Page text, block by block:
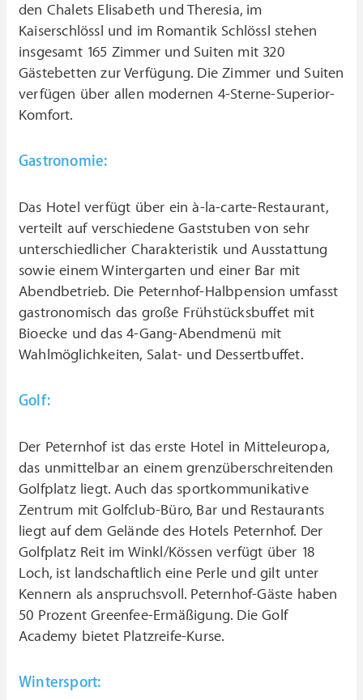
den Chalets Elisabeth und Theresia, im
Kaiserschlössl und im Romantik Schlössl stehen
insgesamt 165 Zimmer und Suiten mit 320
Gästebetten zur Verfügung. Die Zimmer und Suiten
verfügen über allen modernen 4-Sterne-Superior-
Komfort.
Gastronomie:
Das Hotel verfügt über ein à-la-carte-Restaurant,
verteilt auf verschiedene Gaststuben von sehr
unterschiedlicher Charakteristik und Ausstattung
sowie einem Wintergarten und einer Bar mit
Abendbetrieb. Die Peternhof-Halbpension umfasst
gastronomisch das große Frühstücksbuffet mit
Bioecke und das 4-Gang-Abendmenü mit
Wahlmöglichkeiten, Salat- und Dessertbuffet.
Golf:
Der Peternhof ist das erste Hotel in Mitteleuropa,
das unmittelbar an einem grenzüberschreitenden
Golfplatz liegt. Auch das sportkommunikative
Zentrum mit Golfclub-Büro, Bar und Restaurants
liegt auf dem Gelände des Hotels Peternhof. Der
Golfplatz Reit im Winkl/Kössen verfügt über 18
Loch, ist landschaftlich eine Perle und gilt unter
Kennern als anspruchsvoll. Peternhof-Gäste haben
50 Prozent Greenfee-Ermäßigung. Die Golf
Academy bietet Platzreife-Kurse.
Wintersport: